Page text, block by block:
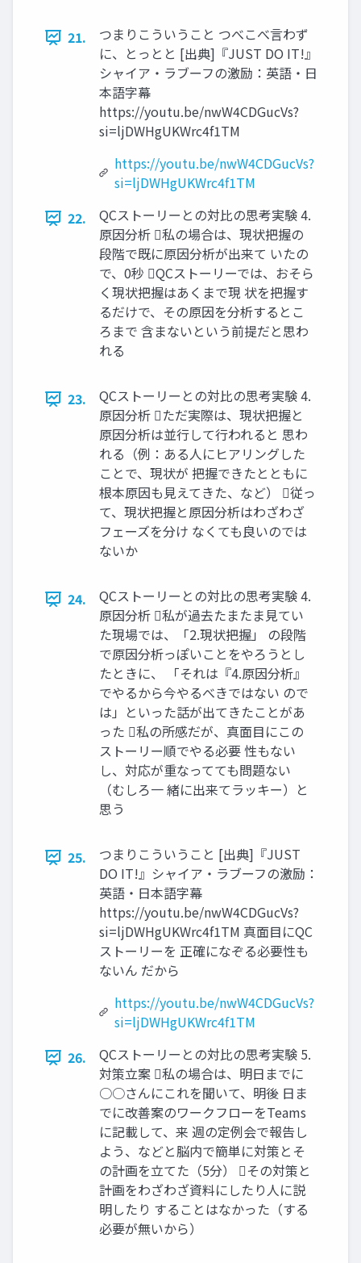
21.
つまりこういうこと つべこべ言わず
に、とっとと [出典]『JUST DO IT!』
シャイア・ラブーフの激励：英語・日
本語字幕
https://youtu.be/nwW4CDGucVs?
si=ljDWHgUKWrc4f1TM
https://youtu.be/nwW4CDGucVs?
si=ljDWHgUKWrc4f1TM
22.
QCストーリーとの対比の思考実験 4.
原因分析 私の場合は、現状把握の
段階で既に原因分析が出来て いたの
で、0秒 QCストーリーでは、おそら
く現状把握はあくまで現 状を把握す
るだけで、その原因を分析するとこ
ろまで 含まないという前提だと思わ
れる
23.
QCストーリーとの対比の思考実験 4.
原因分析 ただ実際は、現状把握と
原因分析は並行して行われると 思わ
れる（例：ある人にヒアリングした
ことで、現状が 把握できたとともに
根本原因も見えてきた、など） 従っ
て、現状把握と原因分析はわざわざ
フェーズを分け なくても良いのでは
ないか
24.
QCストーリーとの対比の思考実験 4.
原因分析 私が過去たまたま見てい
た現場では、「2.現状把握」 の段階
で原因分析っぽいことをやろうとし
たときに、 「それは『4.原因分析』
でやるから今やるべきではない ので
は」といった話が出てきたことがあ
った 私の所感だが、真面目にこの
ストーリー順でやる必要 性もない
し、対応が重なってても問題ない
（むしろ一 緒に出来てラッキー）と
思う
25.
つまりこういうこと [出典]『JUST
DO IT!』シャイア・ラブーフの激励：
英語・日本語字幕
https://youtu.be/nwW4CDGucVs?
si=ljDWHgUKWrc4f1TM 真面目にQC
ストーリーを 正確になぞる必要性も
ないん だから
https://youtu.be/nwW4CDGucVs?
si=ljDWHgUKWrc4f1TM
26.
QCストーリーとの対比の思考実験 5.
対策立案 私の場合は、明日までに
○○さんにこれを聞いて、明後 日ま
でに改善案のワークフローをTeams
に記載して、来 週の定例会で報告し
よう、などと脳内で簡単に対策とそ
の計画を立てた（5分） その対策と
計画をわざわざ資料にしたり人に説
明したり することはなかった（する
必要が無いから）